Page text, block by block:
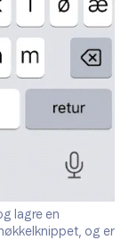
lagre en
og er